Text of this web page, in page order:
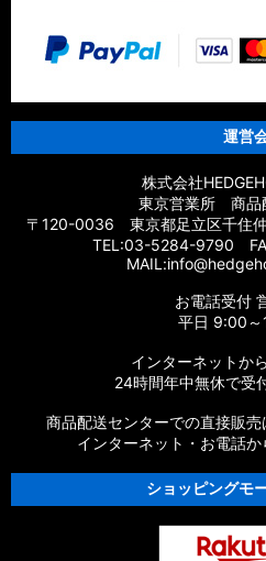
運営
株式会社
東京営業所 商品
〒120-0036 東京都足立区千住
TEL:03-5284-9790
お電話受付
平日 9:00
インターネットか
24時間年中無休で受
商品配送センターでの直接販売
インターネット・お電話か
ショッピングモ